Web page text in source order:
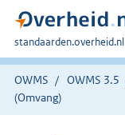
U
bent
hier:
standaarden.overheid.nl
OWMS OWMS 3.5
(Omvang)